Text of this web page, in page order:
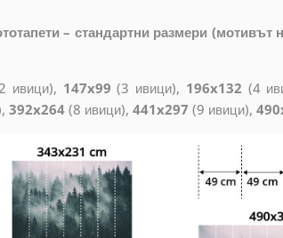
– стандартни размери (мотивът
ивици), 147x99 (3 ивици), 196x132 (4
392x264 (8 ивици), 441x297 (9 ивици),